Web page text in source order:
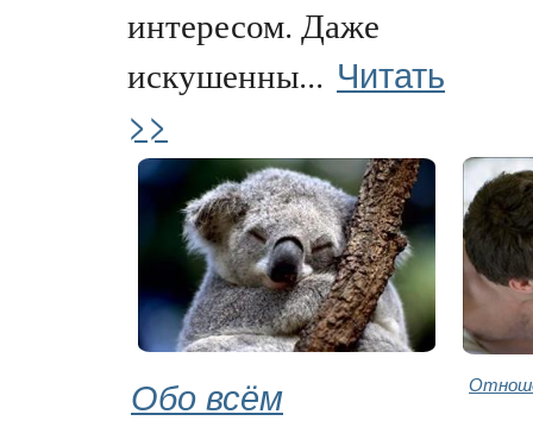
интересом. Даже
искушенны... Читать
>>
Обо всём